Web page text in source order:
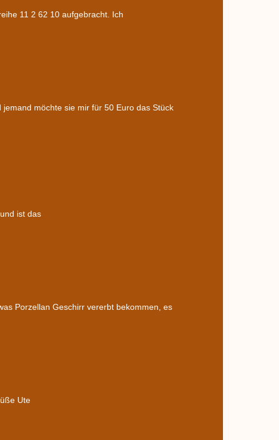
11 2 62 10 aufgebracht. Ich
möchte sie mir für 50 Euro das Stück
ist das
Porzellan Geschirr vererbt bekommen, es
Ute